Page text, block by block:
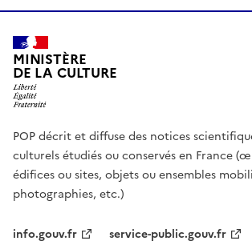
MINISTÈRE
DE LA CULTURE
POP décrit et diffuse des notices
culturels étudiés ou conservés en France
édifices ou sites, objets ou ensembles
photographies, etc.)
info.gouv.fr service-public.gouv.fr